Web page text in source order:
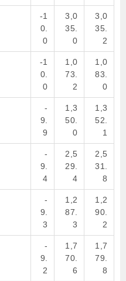
-1
0.
0
3,0
35.
0
3,0
35.
2
-1
0.
0
1,0
73.
2
1,0
83.
0
-
9.
9
1,3
50.
0
1,3
52.
1
-
9.
4
2,5
29.
4
2,5
31.
8
-
9.
3
1,2
87.
3
1,2
90.
2
-
9.
2
1,7
70.
6
1,7
79.
8